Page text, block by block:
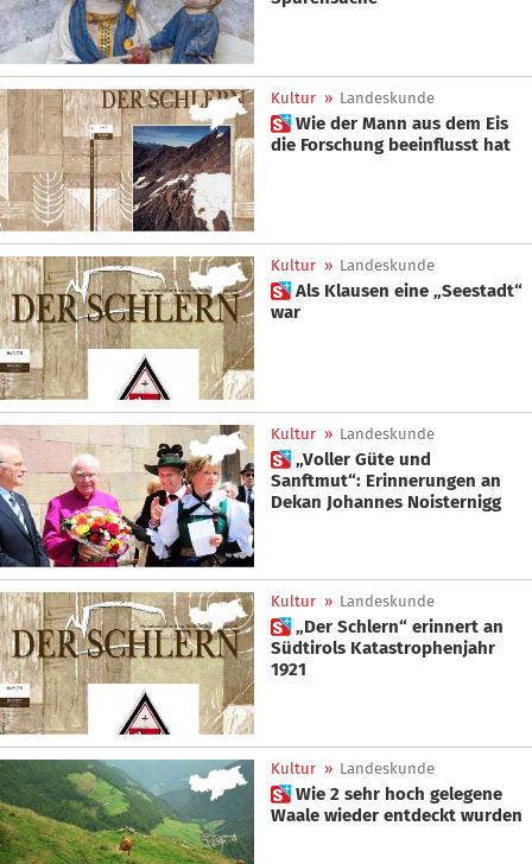
Kultur » Landeskunde
 Wie der Mann aus dem Eis
die Forschung beeinflusst hat
Kultur » Landeskunde
 Als Klausen eine „Seestadt“
war
Kultur » Landeskunde
 „Voller Güte und
Sanftmut“: Erinnerungen an
Dekan Johannes Noisternigg
Kultur » Landeskunde
 „Der Schlern“ erinnert an
Südtirols Katastrophenjahr
1921
Kultur » Landeskunde
 Wie 2 sehr hoch gelegene
Waale wieder entdeckt wurden